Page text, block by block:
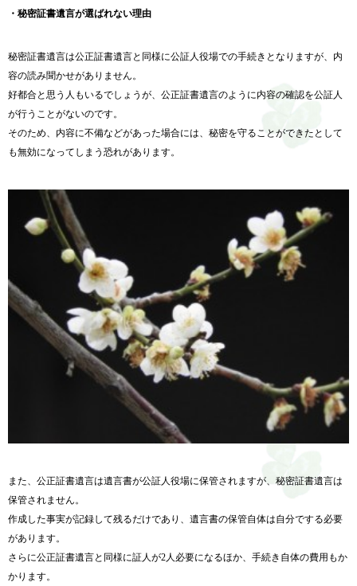
・秘密証書遺言が選ばれない理由
秘密証書遺言は公正証書遺言と同様に公証人役場での手続きとなりますが、内
容の読み聞かせがありません。
好都合と思う人もいるでしょうが、公正証書遺言のように内容の確認を公証人
が行うことがないのです。
そのため、内容に不備などがあった場合には、秘密を守ることができたとして
も無効になってしまう恐れがあります。
また、公正証書遺言は遺言書が公証人役場に保管されますが、秘密証書遺言は
保管されません。
作成した事実が記録して残るだけであり、遺言書の保管自体は自分でする必要
があります。
さらに公正証書遺言と同様に証人が2人必要になるほか、手続き自体の費用もか
かります。